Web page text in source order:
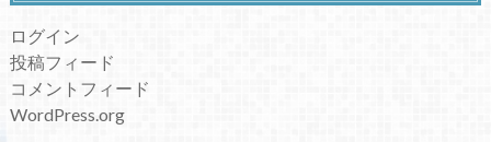
ログイン
投稿フィード
コメントフィード
WordPress.org